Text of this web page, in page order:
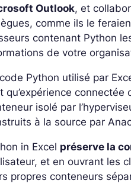
Outlook, et
comme ils le
contenant Python
de votre
Python utilisé par
qu’expérience
isolé par
à la source par
in Excel préserve la
et en ouvrant les
propres conteneurs